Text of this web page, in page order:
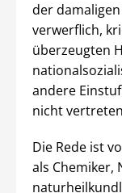
der
verwerflich,
überzeugten
andere
nicht
Die Rede ist
als